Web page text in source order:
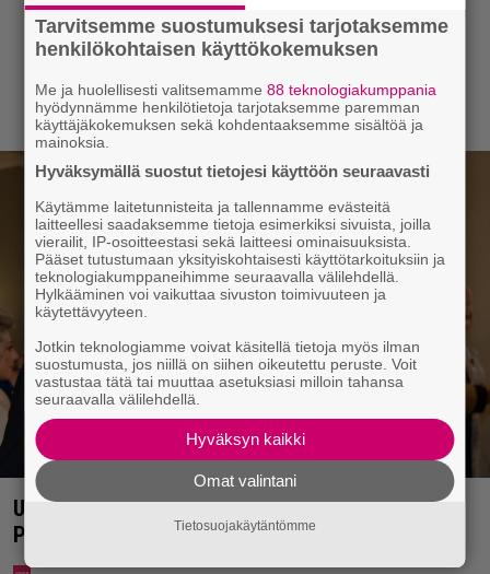
Uuno: Hjallis Harkimo menee naimisiin Jasmine
Pajarin kanssa
Tarvitsemme suostumuksesi tarjotaksemme
henkilökohtaisen käyttökokemuksen
Me ja huolellisesti valitsemamme88 teknologiakumppania
hyödynnämme henkilötietoja tarjotaksemme paremman
käyttäjäkokemuksen sekä kohdentaaksemme sisältöä ja
mainoksia.
Hyväksymällä suostut tietojesi käyttöön seuraavasti
Käytämme laitetunnisteita ja tallennamme evästeitä
laitteellesi saadaksemme tietoja esimerkiksi sivuista, joilla
vierailit, IP-osoitteestasi sekä laitteesi ominaisuuksista.
Pääset tutustumaan yksityiskohtaisesti käyttötarkoituksiin ja
teknologiakumppaneihimme seuraavalla välilehdellä.
Hylkääminen voi vaikuttaa sivuston toimivuuteen ja
käytettävyyteen.
Jotkin teknologiamme voivat käsitellä tietoja myös ilman
suostumusta, jos niillä on siihen oikeutettu peruste. Voit
vastustaa tätä tai muuttaa asetuksiasi milloin tahansa
seuraavalla välilehdellä.
Hyväksyn kaikki
Omat valintani
Tietosuojakäytäntömme